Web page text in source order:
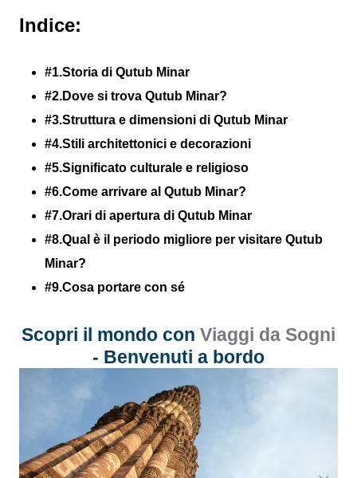
Indice:
#1.Storia di Qutub Minar
#2.Dove si trova Qutub Minar?
#3.Struttura e dimensioni di Qutub Minar
#4.Stili architettonici e decorazioni
#5.Significato culturale e religioso
#6.Come arrivare al Qutub Minar?
#7.Orari di apertura di Qutub Minar
#8.Qual è il periodo migliore per visitare Qutub
Minar?
#9.Cosa portare con sé
Scopri il mondo con Viaggi da Sogni
- Benvenuti a bordo